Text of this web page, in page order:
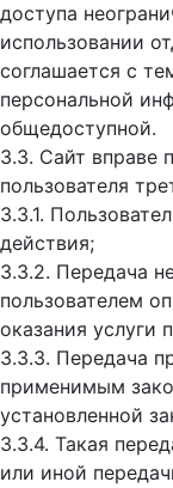
доступа
использовании
соглашается с
персональной
общедоступной.
3.3. Сайт вправе
пользователя
3.3.1.
действия;
3.3.2. Передача
пользователем
оказания услуги
3.3.3. Передача
применимым
установленной
3.3.4. Такая
или иной